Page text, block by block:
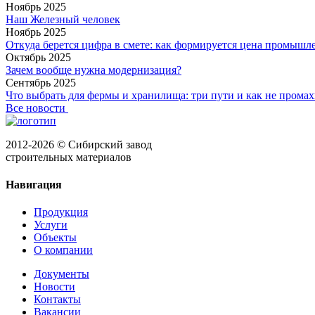
Ноябрь 2025
Наш Железный человек
Ноябрь 2025
Откуда берется цифра в смете: как формируется цена
Октябрь 2025
Зачем вообще нужна модернизация?
Сентябрь 2025
Что выбрать для фермы и хранилища: три пути и как не
Все новости
2012-2026 © Сибирский завод
строительных материалов
Навигация
Продукция
Услуги
Объекты
О компании
Документы
Новости
Контакты
Вакансии